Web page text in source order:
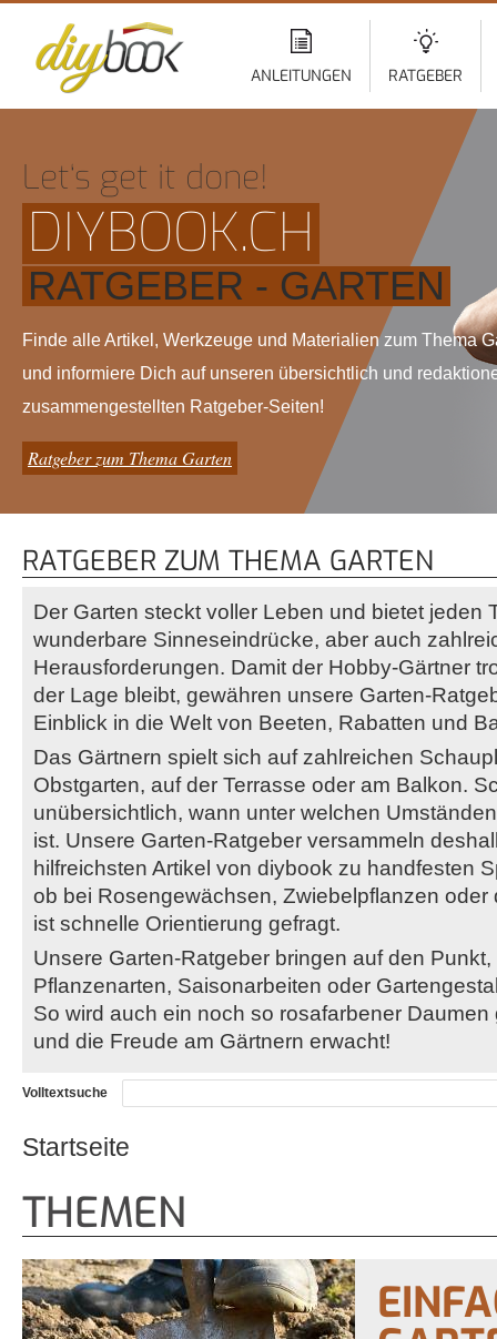
ANLEITUNGEN RATGEBER
Let‘s get it done!
DIYBOOK.CH
RATGEBER - GARTEN
Finde alle Artikel, Werkzeuge und Materialien zum Thema
und informiere Dich auf unseren übersichtlich und
zusammengestellten Ratgeber-Seiten!
Ratgeber zum Thema Garten
RATGEBER ZUM THEMA GARTEN
Der Garten steckt voller Leben und bietet jeden
wunderbare Sinneseindrücke, aber auch
Herausforderungen. Damit der Hobby-Gärtner
der Lage bleibt, gewähren unsere Garten-
Einblick in die Welt von Beeten, Rabatten und
Das Gärtnern spielt sich auf zahlreichen
Obstgarten, auf der Terrasse oder am Balkon.
unübersichtlich, wann unter welchen
ist. Unsere Garten-Ratgeber versammeln
hilfreichsten Artikel von diybook zu handfesten
ob bei Rosengewächsen, Zwiebelpflanzen oder
ist schnelle Orientierung gefragt.
Unsere Garten-Ratgeber bringen auf den
Pflanzenarten, Saisonarbeiten oder
So wird auch ein noch so rosafarbener
und die Freude am Gärtnern erwacht!
Volltextsuche
Startseite
THEMEN